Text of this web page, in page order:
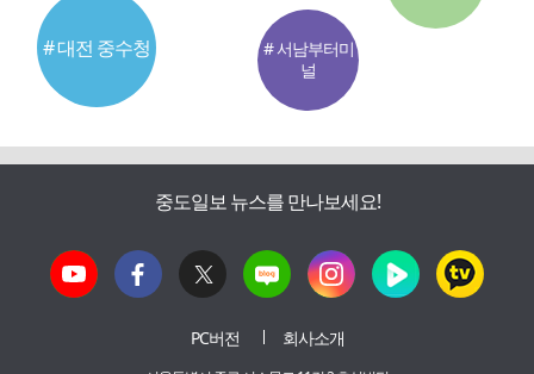
# 대전 중수청
# 서남부터미
널
중도일보 뉴스를 만나보세요!
PC버전 회사소개